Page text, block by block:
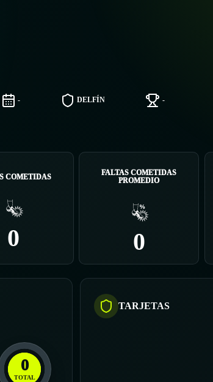
- DELFÍN -
COMETIDAS
0
FALTAS COMETIDAS
PROMEDIO
0
0
TOTAL
TARJETAS